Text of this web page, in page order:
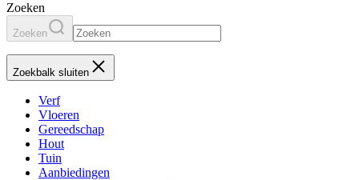
Zoeken
Zoeken
Zoekbalk sluiten
Verf
Vloeren
Gereedschap
Hout
Tuin
Aanbiedingen